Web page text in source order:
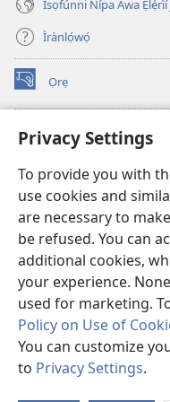
Privacy Settings
To provide you with
use cookies and
are necessary to
be refused. You can
additional cookies,
your experience.
used for marketing.
Policy on Use of
You can customize
to Privacy Settings.
Ìsọfúnni Nípa Àwa Ẹlẹ́rìí
Ìrànlọ́wọ́
Ọrẹ
(opens
new
ÀKÁ ÌWÉ ORÍ
(opens
window)JW Hub
(opens
new
window)JW Library
Watchtower Library ®
Copyright© 2026 Watch
ÀDÉHÙN LÍLO ÌKÀNNÌ